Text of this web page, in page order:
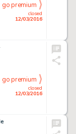
closed
12/03/2016
go premium
closed
12/03/2016
go premium